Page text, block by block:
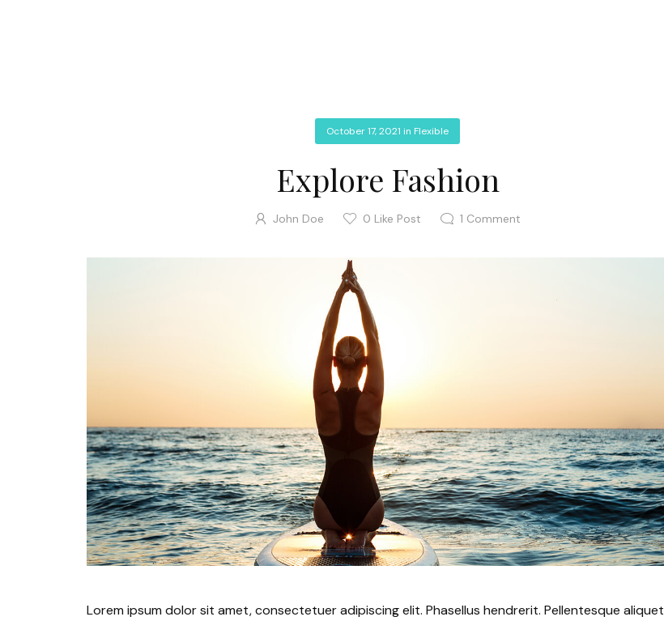
October 17, 2021 in Flexible
Explore Fashion
John Doe 0 Like Post 1 Comment
Lorem ipsum dolor sit amet, consectetuer adipiscing elit. Phasellus hendrerit. Pellentesque aliquet